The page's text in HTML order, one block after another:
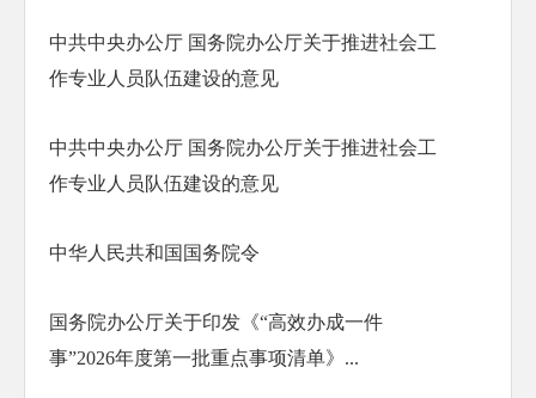
中共中央办公厅 国务院办公厅关于推进社会工
作专业人员队伍建设的意见
中共中央办公厅 国务院办公厅关于推进社会工
作专业人员队伍建设的意见
中华人民共和国国务院令
国务院办公厅关于印发《“高效办成一件
事”2026年度第一批重点事项清单》...